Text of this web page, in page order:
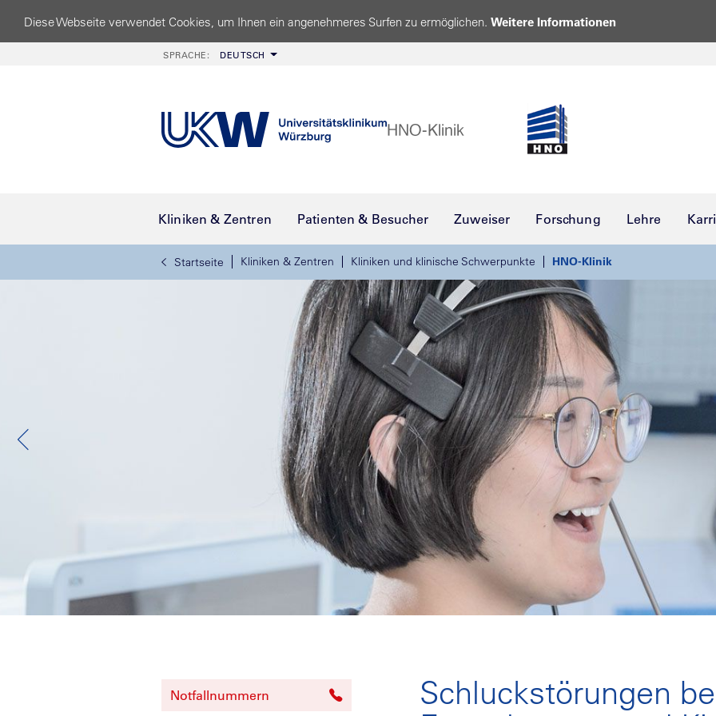
Diese Webseite verwendet Cookies, um Ihnen ein angenehmeres Surfen zu ermöglichen. Weitere Informationen
SPRACHE: DEUTSCH
Kliniken & Zentren Patienten & Besucher Zuweiser Forschung Lehre
Startseite Kliniken & Zentren Kliniken und klinische Schwerpunkte HNO-Klinik
Notfallnummern
Schluckstörungen